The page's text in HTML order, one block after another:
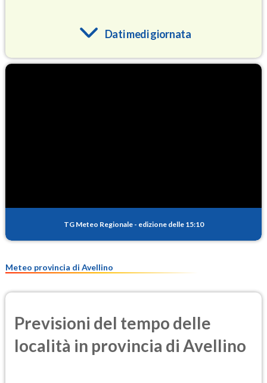
Dati medi giornata
PM25
TG Meteo Regionale - edizione delle 15:10
Meteo provincia di Avellino
Previsioni del tempo delle
località in provincia di Avellino